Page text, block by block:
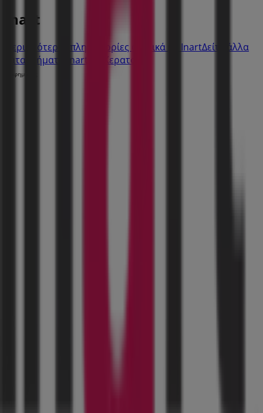
Inart
Περισσότερες πληροφορίες σχετικά με InartΔείτε άλλα
καταστήματα Inart σε Κερατσίνι
Διαφημίσεις